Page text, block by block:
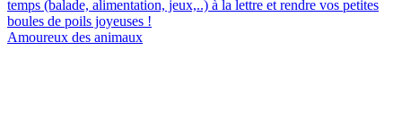
temps (balade, alimentation, jeux,..) à la lettre et rendre vos petites
boules de poils joyeuses !
Amoureux des animaux